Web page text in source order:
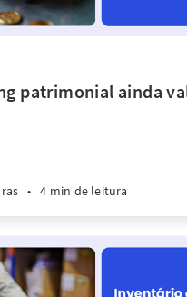
patrimonial ainda
• 4 min de leitura